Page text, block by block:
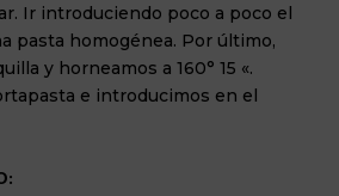
Ir introduciendo poco a poco el
pasta homogénea. Por último,
y horneamos a 160° 15 «.
e introducimos en el